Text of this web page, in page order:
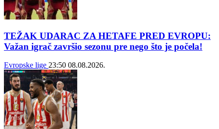
TEŽAK UDARAC ZA HETAFE PRED EVROPU:
Važan igrač završio sezonu pre nego što je počela!
Evropske lige 23:50 08.08.2026.